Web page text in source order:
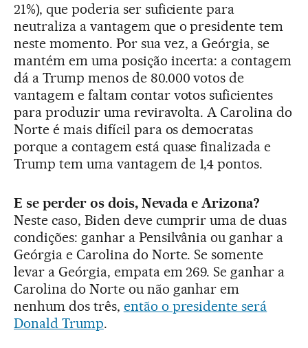
21%), que poderia ser suficiente para
neutraliza a vantagem que o presidente tem
neste momento. Por sua vez, a Geórgia, se
mantém em uma posição incerta: a contagem
dá a Trump menos de 80.000 votos de
vantagem e faltam contar votos suficientes
para produzir uma reviravolta. A Carolina do
Norte é mais difícil para os democratas
porque a contagem está quase finalizada e
Trump tem uma vantagem de 1,4 pontos.
E se perder os dois, Nevada e Arizona?
Neste caso, Biden deve cumprir uma de duas
condições: ganhar a Pensilvânia ou ganhar a
Geórgia e Carolina do Norte. Se somente
levar a Geórgia, empata em 269. Se ganhar a
Carolina do Norte ou não ganhar em
nenhum dos três, então o presidente será
Donald Trump.